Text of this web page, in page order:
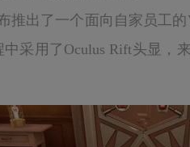
出了一个面向自家员工的
采用了Oculus Rift头显，